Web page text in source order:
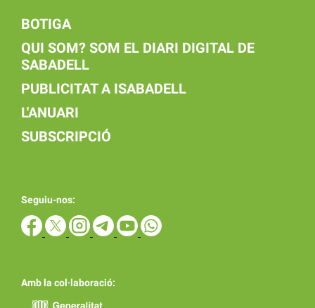
BOTIGA
QUI SOM? SOM EL DIARI DIGITAL DE
SABADELL
PUBLICITAT A ISABADELL
L'ANUARI
SUBSCRIPCIÓ
Seguiu-nos:
Amb la col·laboració: